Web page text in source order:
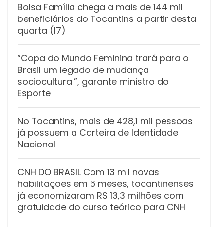
Bolsa Família chega a mais de 144 mil
beneficiários do Tocantins a partir desta
quarta (17)
“Copa do Mundo Feminina trará para o
Brasil um legado de mudança
sociocultural”, garante ministro do
Esporte
No Tocantins, mais de 428,1 mil pessoas
já possuem a Carteira de Identidade
Nacional
CNH DO BRASIL Com 13 mil novas
habilitações em 6 meses, tocantinenses
já economizaram R$ 13,3 milhões com
gratuidade do curso teórico para CNH